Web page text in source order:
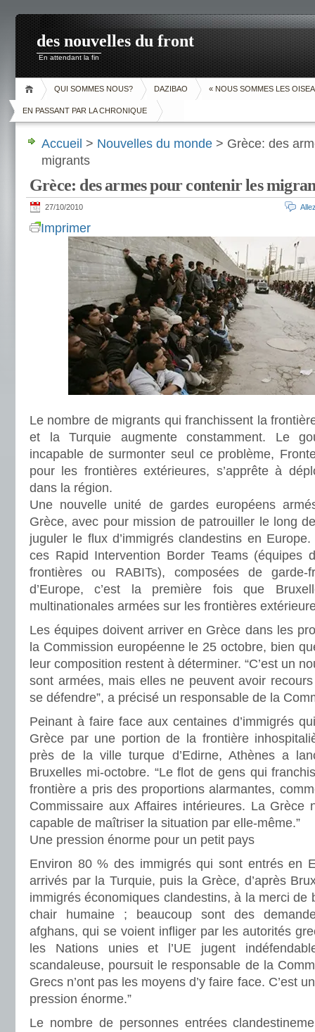
des nouvelles du front
En attendant la fin
QUI SOMMES NOUS? DAZIBAO « NOUS SOMMES LES
EN PASSANT PAR LA CHRONIQUE
Accueil > Nouvelles du monde > Grèce: des
migrants
Grèce: des armes pour contenir les
27/10/2010
Imprimer
Le nombre de migrants qui franchissent la
et la Turquie augmente constamment. Le
incapable de surmonter seul ce problème,
pour les frontières extérieures, s’apprête à
dans la région.
Une nouvelle unité de gardes européens
Grèce, avec pour mission de patrouiller le long
juguler le flux d’immigrés clandestins en
ces Rapid Intervention Border Teams (équipes
frontières ou RABITs), composées de garde-
d’Europe, c’est la première fois que
multinationales armées sur les frontières
Les équipes doivent arriver en Grèce dans les
la Commission européenne le 25 octobre, bien
leur composition restent à déterminer. “C’est un
sont armées, mais elles ne peuvent avoir
se défendre”, a précisé un responsable de la
Peinant à faire face aux centaines d’immigrés
Grèce par une portion de la frontière
près de la ville turque d’Edirne, Athènes a
Bruxelles mi-octobre. “Le flot de gens qui
frontière a pris des proportions alarmantes,
Commissaire aux Affaires intérieures. La Grèce
capable de maîtriser la situation par elle-même.”
Une pression énorme pour un petit pays
Environ 80 % des immigrés qui sont entrés en
arrivés par la Turquie, puis la Grèce, d’après
immigrés économiques clandestins, à la merci de
chair humaine ; beaucoup sont des
afghans, qui se voient infliger par les autorités
les Nations unies et l’UE jugent
scandaleuse, poursuit le responsable de la
Grecs n’ont pas les moyens d’y faire face. C’est
pression énorme.”
Le nombre de personnes entrées